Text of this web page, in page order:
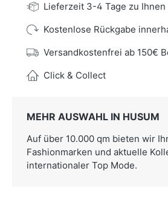
Lieferzeit 3-4 Tage zu Ihnen
Kostenlose Rückgabe
Versandkostenfrei ab 150€
Click & Collect
MEHR AUSWAHL IN HUSUM
Auf über 10.000 qm bieten wir
Fashionmarken und aktuelle
internationaler Top Mode.